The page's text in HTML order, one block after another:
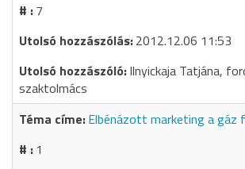
7
2012.12.06 11:53
Ilnyickaja Tatjána,
szaktolmács
Elbénázott marketing a
1